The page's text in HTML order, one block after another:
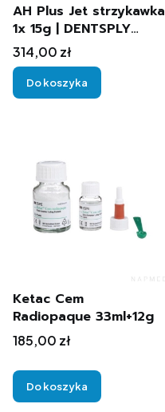
AH Plus Jet strzykawka
1x 15g | DENTSPLY
SIRONA
Cena
314,00 zł
Do koszyka
Ketac Cem
Radiopaque 33ml+12g
Cena
185,00 zł
Do koszyka